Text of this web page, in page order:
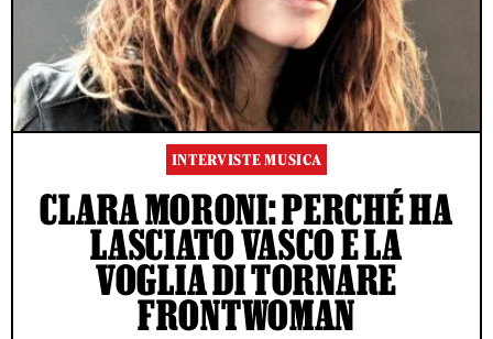
INTERVISTE MUSICA
CLARA MORONI: PERCHÉ HA
LASCIATO VASCO E LA
VOGLIA DI TORNARE
FRONTWOMAN